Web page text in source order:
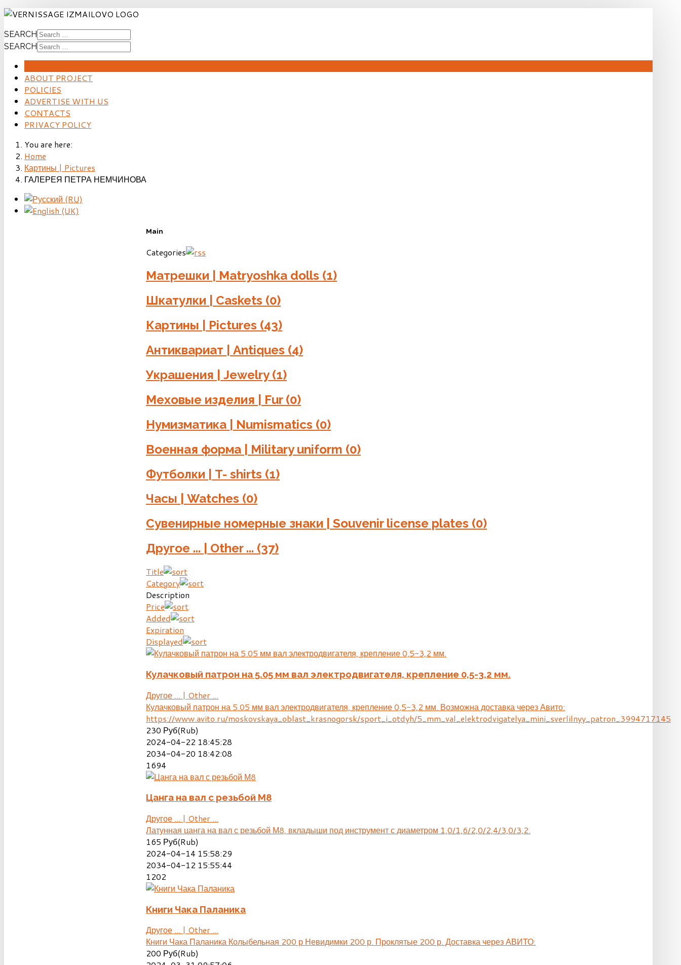
SEARCH
SEARCH
ABOUT PROJECT
POLICIES
ADVERTISE WITH US
CONTACTS
PRIVACY POLICY
You are here:
Home
Картины | Pictures
ГАЛЕРЕЯ ПЕТРА НЕМЧИНОВА
Main
Categories
Матрешки | Matryoshka dolls (1)
Шкатулки | Caskets (0)
Картины | Pictures (43)
Антиквариат | Antiques (4)
Украшения | Jewelry (1)
Меховые изделия | Fur (0)
Нумизматика | Numismatics (0)
Военная форма | Military uniform (0)
Футболки | T- shirts (1)
Часы | Watches (0)
Сувенирные номерные знаки | Souvenir license plates (0)
Другое ... | Other ... (37)
Title
Category
Description
Price
Added
Expiration
Displayed
Кулачковый патрон на 5.05 мм вал электродвигателя, крепление 0,5-3,2 мм.
Другое ... | Other ...
Кулачковый патрон на 5.05 мм вал электродвигателя, крепление 0,5-3,2 мм. Возможна доставка через Авито:
https://www.avito.ru/moskovskaya_oblast_krasnogorsk/sport_i_otdyh/5_mm_val_elektrodvigatelya_mini_sverlilnyy_patron_3994717145
230 Руб(Rub)
2024-04-22 18:45:28
2034-04-20 18:42:08
1694
Цанга на вал с резьбой М8
Другое ... | Other ...
Латунная цанга на вал с резьбой М8, вкладыши под инструмент с диаметром 1,0/1,6/2,0/2,4/3,0/3,2.
165 Руб(Rub)
2024-04-14 15:58:29
2034-04-12 15:55:44
1202
Книги Чака Паланика
Другое ... | Other ...
Книги Чака Паланика Колыбельная 200 р Невидимки 200 р. Проклятые 200 р. Доставка через АВИТО:
200 Руб(Rub)